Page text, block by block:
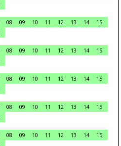
08 09 10 11 12 13 14
15
08 09 10 11 12 13 14
15
08 09 10 11 12 13 14
15
08 09 10 11 12 13 14
15
08 09 10 11 12 13 14
15